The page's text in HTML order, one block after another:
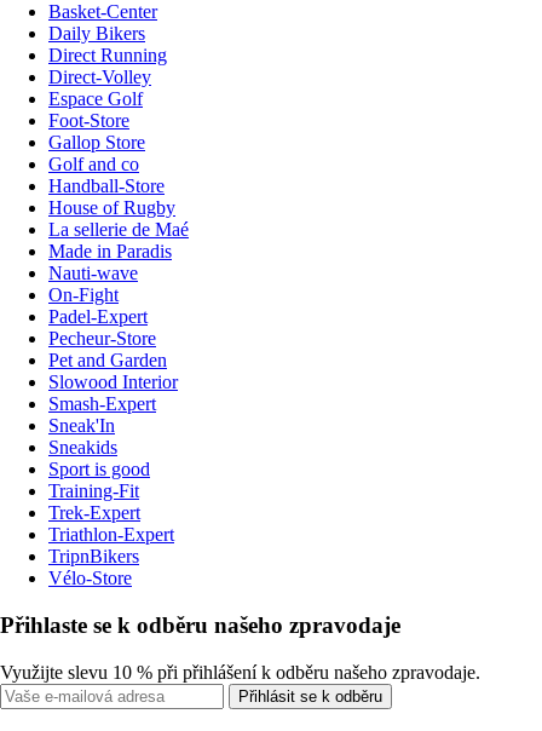
Basket-Center
Daily Bikers
Direct Running
Direct-Volley
Espace Golf
Foot-Store
Gallop Store
Golf and co
Handball-Store
House of Rugby
La sellerie de Maé
Made in Paradis
Nauti-wave
On-Fight
Padel-Expert
Pecheur-Store
Pet and Garden
Slowood Interior
Smash-Expert
Sneak'In
Sneakids
Sport is good
Training-Fit
Trek-Expert
Triathlon-Expert
TripnBikers
Vélo-Store
Přihlaste se k odběru našeho zpravodaje
Využijte slevu 10 % při přihlášení k odběru našeho zpravodaje.
Přihlásit se k odběru